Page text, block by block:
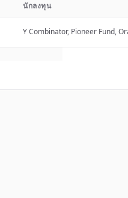
นักลงทุน
Y Combinator, Pioneer Fund,